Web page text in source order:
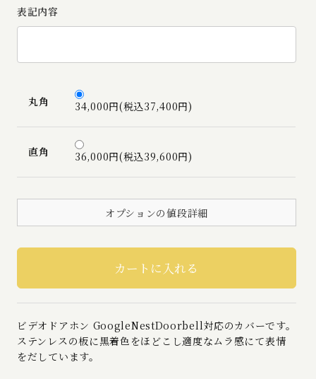
表記内容
丸角 34,000円(税込37,400円)
直角 36,000円(税込39,600円)
オプションの値段詳細
ビデオドアホン GoogleNestDoorbell対応のカバーです。
ステンレスの板に黒着色をほどこし適度なムラ感にて表情
をだしています。